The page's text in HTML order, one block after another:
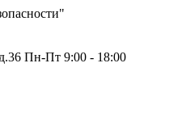
Пн-Пт 9:00 - 18:00